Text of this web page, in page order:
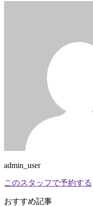
admin_user
このスタッフで予約する
おすすめ記事